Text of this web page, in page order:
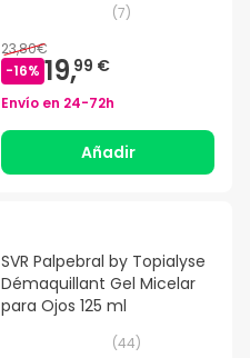
(7)
23,80€
-16% 19,99 €
Envío en 24-72h
Añadir
SVR Palpebral by Topialyse
Démaquillant Gel Micelar
para Ojos 125 ml
(44)